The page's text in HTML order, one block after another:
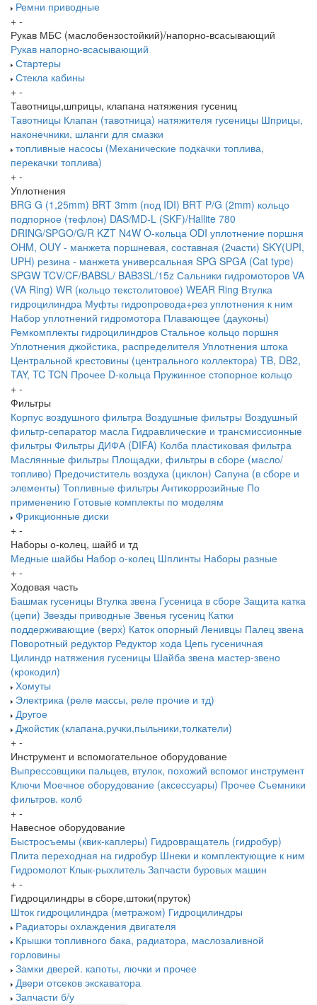
Ремни приводные
+ -
Рукав МБС (маслобензостойкий)/напорно-всасывающий
Рукав напорно-всасывающий
Стартеры
Стекла кабины
+ -
Тавотницы,шприцы, клапана натяжения гусениц
Тавотницы Клапан (тавотница) натяжителя гусеницы Шприцы,
наконечники, шланги для смазки
топливные насосы (Механические подкачки топлива,
перекачки топлива)
+ -
Уплотнения
BRG G (1,25mm) BRT 3mm (под IDI) BRT P/G (2mm) кольцо
подпорное (тефлон) DAS/MD-L (SKF)/Hallite 780
DRING/SPGO/G/R KZT N4W O-кольца ODI уплотнение поршня
OHM, OUY - манжета поршневая, составная (2части) SKY(UPI,
UPH) резина - манжета универсальная SPG SPGA (Cat type)
SPGW TCV/CF/BABSL/ BAB3SL/15z Сальники гидромоторов VA
(VA Ring) WR (кольцо текстолитовое) WEAR Ring Втулка
гидроцилиндра Муфты гидропровода+рез уплотнения к ним
Набор уплотнений гидромотора Плавающее (дауконы)
Ремкомплекты гидроцилиндров Стальное кольцо поршня
Уплотнения джойстика, распределителя Уплотнения штока
Центральной крестовины (центрального коллектора) TB, DB2,
TAY, TC TCN Прочее D-кольца Пружинное стопорное кольцо
+ -
Фильтры
Корпус воздушного фильтра Воздушные фильтры Воздушный
фильтр-сепаратор масла Гидравлические и трансмиссионные
фильтры Фильтры ДИФА (DIFA) Колба пластиковая фильтра
Маслянные фильтры Площадки, фильтры в сборе (масло/
топливо) Предочиститель воздуха (циклон) Сапуна (в сборе и
элементы) Топливные фильтры Антикоррозийные По
применению Готовые комплекты по моделям
Фрикционные диски
+ -
Наборы о-колец, шайб и тд
Медные шайбы Набор о-колец Шплинты Наборы разные
+ -
Ходовая часть
Башмак гусеницы Втулка звена Гусеница в сборе Защита катка
(цепи) Звезды приводные Звенья гусениц Катки
поддерживающие (верх) Каток опорный Ленивцы Палец звена
Поворотный редуктор Редуктор хода Цепь гусеничная
Цилиндр натяжения гусеницы Шайба звена мастер-звено
(крокодил)
Хомуты
Электрика (реле массы, реле прочие и тд)
Другое
Джойстик (клапана,ручки,пыльники,толкатели)
+ -
Инструмент и вспомогательное оборудование
Выпрессовщики пальцев, втулок, похожий вспомог инструмент
Ключи Моечное оборудование (аксессуары) Прочее Съемники
фильтров. колб
+ -
Навесное оборудование
Быстросъемы (квик-каплеры) Гидровращатель (гидробур)
Плита переходная на гидробур Шнеки и комплектующие к ним
Гидромолот Клык-рыхлитель Запчасти буровых машин
+ -
Гидроцилиндры в сборе,штоки(пруток)
Шток гидроцилиндра (метражом) Гидроцилиндры
Радиаторы охлаждения двигателя
Крышки топливного бака, радиатора, маслозаливной
горловины
Замки дверей. капоты, лючки и прочее
Двери отсеков экскаватора
Запчасти б/у